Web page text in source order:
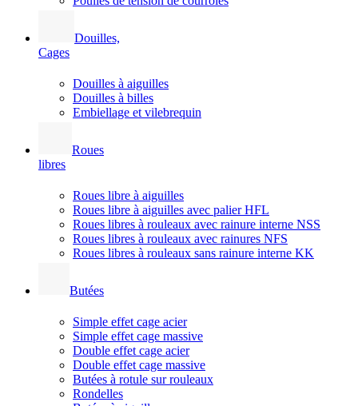
Douilles,
Cages
Douilles à aiguilles
Douilles à billes
Embiellage et vilebrequin
Roues
libres
Roues libre à aiguilles
Roues libre à aiguilles avec palier HFL
Roues libres à rouleaux avec rainure interne NSS
Roues libres à rouleaux avec rainures NFS
Roues libres à rouleaux sans rainure interne KK
Butées
Simple effet cage acier
Simple effet cage massive
Double effet cage acier
Double effet cage massive
Butées à rotule sur rouleaux
Rondelles